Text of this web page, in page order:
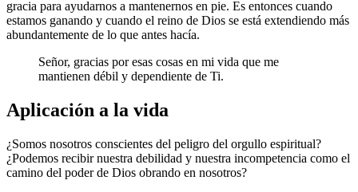
gracia para ayudarnos a mantenernos en pie. Es entonces cuando
estamos ganando y cuando el reino de Dios se está extendiendo más
abundantemente de lo que antes hacía.
Señor, gracias por esas cosas en mi vida que me
mantienen débil y dependiente de Ti.
Aplicación a la vida
¿Somos nosotros conscientes del peligro del orgullo espiritual?
¿Podemos recibir nuestra debilidad y nuestra incompetencia como el
camino del poder de Dios obrando en nosotros?